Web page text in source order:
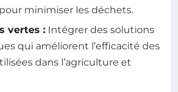
minimiser les déchets.
vertes : Intégrer des solutions
qui améliorent l’efficacité des
dans l’agriculture et